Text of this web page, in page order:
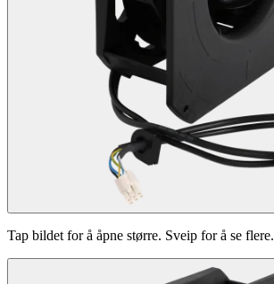
Tap bildet for å åpne større. Sveip for å se flere.